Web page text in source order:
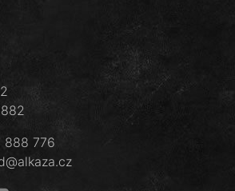
888 776